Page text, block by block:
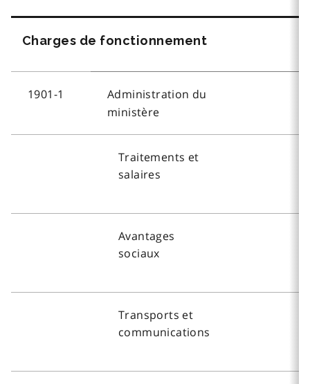
Charges de fonctionnement
1901-1
Administration du
ministère
Traitements et
salaires
Avantages
sociaux
Transports et
communications